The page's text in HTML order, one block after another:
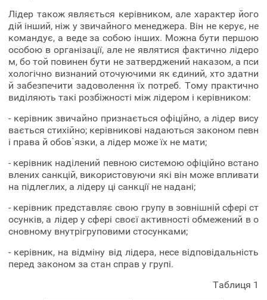
Лідер також являється керівником, але характер його
дій інший, ніж у звичайного менеджера. Він не керує, не
командує, а веде за собою інших. Можна бути першою
особою в організації, але не являтися фактично лідеро
м, бо той повинен бути не затверджений наказом, а пси
хологічно визнаний оточуючими як єдиний, хто здатни
й забезпечити задоволення їх потреб. Тому практично
виділяють такі розбіжності між лідером і керівником:
- керівник звичайно признається офіційно, а лідер вису
вається стихійно; керівникові надаються законом певн
і права й обов`язки, а лідер може їх не мати;
- керівник наділений певною системою офіційно встано
влених санкцій, використовуючи які він може впливати
на підлеглих, а лідеру ці санкції не надані;
- керівник представляє свою групу в зовнішній сфері ст
осунків, а лідер у сфері своєї активності обмежений в о
сновному внутрігруповими стосунками;
- керівник, на відміну від лідера, несе відповідальність
перед законом за стан справ у групі.
Таблиця 1